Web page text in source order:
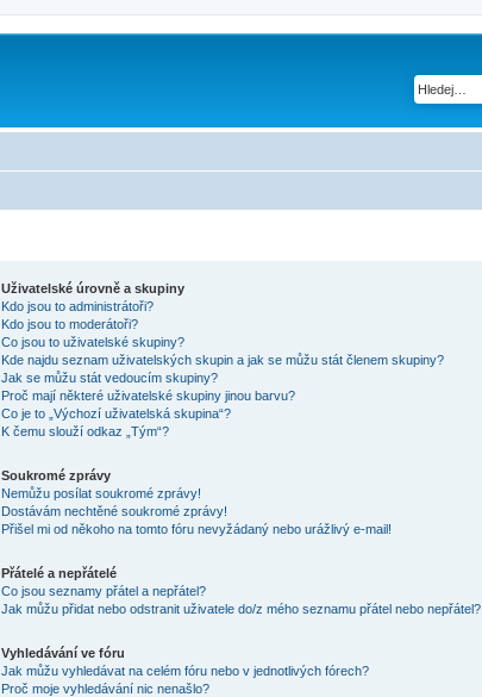
Uživatelské úrovně a skupiny
Kdo jsou to administrátoři?
Kdo jsou to moderátoři?
Co jsou to uživatelské skupiny?
Kde najdu seznam uživatelských skupin a jak se můžu stát členem skupiny?
Jak se můžu stát vedoucím skupiny?
Proč mají některé uživatelské skupiny jinou barvu?
Co je to „Výchozí uživatelská skupina“?
K čemu slouží odkaz „Tým“?
Soukromé zprávy
Nemůžu posílat soukromé zprávy!
Dostávám nechtěné soukromé zprávy!
Přišel mi od někoho na tomto fóru nevyžádaný nebo urážlivý e-mail!
Přátelé a nepřátelé
Co jsou seznamy přátel a nepřátel?
Jak můžu přidat nebo odstranit uživatele do/z mého seznamu přátel nebo nepřátel?
Vyhledávání ve fóru
Jak můžu vyhledávat na celém fóru nebo v jednotlivých fórech?
Proč moje vyhledávání nic nenašlo?